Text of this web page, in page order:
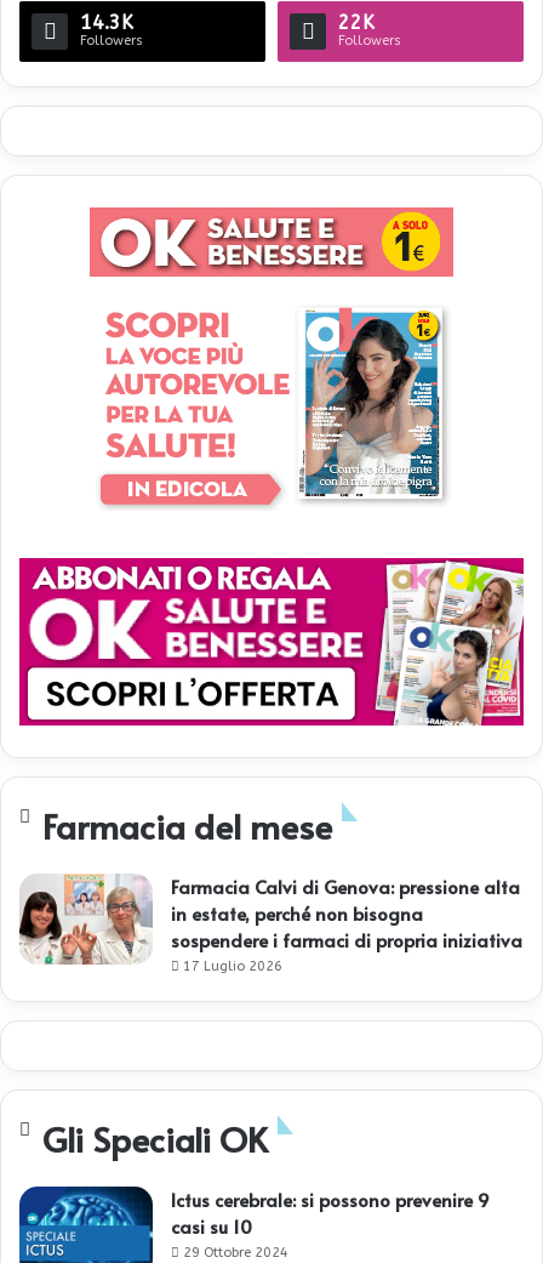
14.3K
Followers
22K
Followers
Farmacia del mese
Farmacia Calvi di Genova: pressione alta
in estate, perché non bisogna
sospendere i farmaci di propria iniziativa
17 Luglio 2026
Gli Speciali OK
Ictus cerebrale: si possono prevenire 9
casi su 10
29 Ottobre 2024